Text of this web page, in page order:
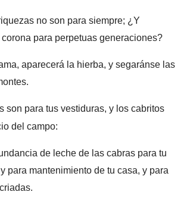
no son para siempre; ¿Y
para perpetuas generaciones?
aparecerá la hierba, y segaránse las
son para tus vestiduras, y los cabritos
del campo:
de leche de las cabras para tu
para mantenimiento de tu casa, y para